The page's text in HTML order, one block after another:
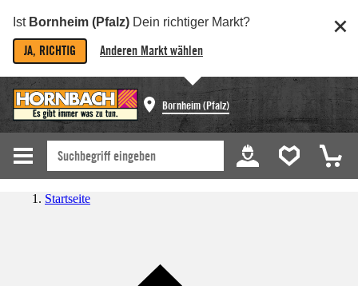
Ist Bornheim (Pfalz) Dein richtiger Markt?
JA, RICHTIG Anderen Markt wählen
Bornheim (Pfalz)
Startseite